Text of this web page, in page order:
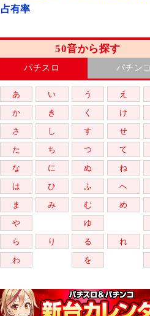
占有率
50音から探す
パチスロ パチンコ
あ い う え
か
き く け
さ
し す せ
た
ち つ て
な
に ぬ ね
は
ひ ふ へ
ま
み む め
や
ゆ
ら
り る れ
わ
を